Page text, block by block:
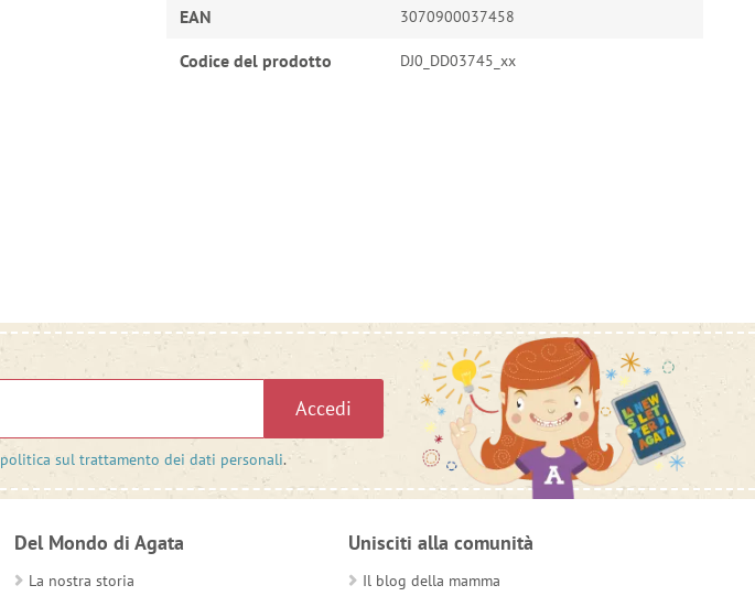
EAN 3070900037458
Codice del prodotto DJ0_DD03745_xx
Accedi
politica sul trattamento dei dati personali.
Del Mondo di Agata
La nostra storia
Unisciti alla comunità
Il blog della mamma